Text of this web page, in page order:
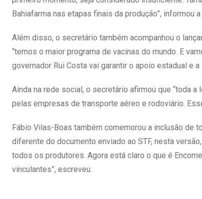
Bahiafarma nas etapas finais da produção”, informou
Além disso, o secretário também acompanhou o
“temos o maior programa de vacinas do mundo. E
governador Rui Costa vai garantir o apoio estadual e a
Ainda na rede social, o secretário afirmou que “toda
pelas empresas de transporte aéreo e rodoviário.
Fábio Vilas-Boas também comemorou a inclusão de
diferente do documento enviado ao STF, nesta
todos os produtores. Agora está claro o que é
vinculantes”, escreveu.